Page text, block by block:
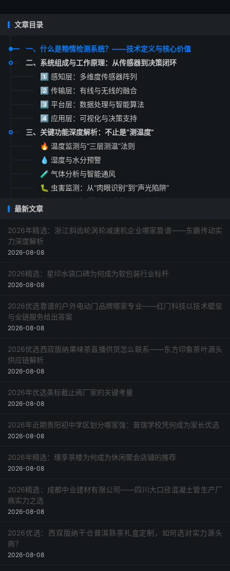
文章目录
一、什么是粮情检测系统？——技术定义与核心价值
二、系统组成与工作原理：从传感器到决策闭环
1️⃣ 感知层：多维度传感器阵列
2️⃣ 传输层：有线与无线的融合
3️⃣ 平台层：数据处理与智能算法
4️⃣ 应用层：可视化与决策支持
三、关键功能深度解析：不止是“测温度”
🔥 温度监测与“三层测温”法则
💧 湿度与水分预警
🧪 气体分析与智能通风
🐛 虫害监测：从“肉眼识别”到“声光陷阱”
场景二：农业合作社/家庭农场（百吨级）
场景三：科研院所与种子库
五、技术趋势与挑战：未来3-5年发展方向
六、常见问题与解答（FAQ）
问题1：粮情检测系统能完全替代人工巡检吗？
问题3：系统报警后，我的手机能收到通知吗？
问题4：传感器需要多久校准一次？如何校准？
问题6：不同粮食（如稻谷、小麦、玉米）的检测参数有
区别吗？
问题8：如何选择传感器布点密度？
问题9：系统数据能用于政府补贴申报吗？
问题10：未来系统会集成无人机巡检吗？
结语：从“看天吃饭”到“看数据管粮”
最新文章
2026年精选：浙江斜齿轮涡轮减速机企业哪家靠谱——东霸传动实
力深度解析
2026-08-08
2026精选：星印水袋口碑为何成为软包装行业标杆
2026-08-08
2026优选靠谱的户外电动门品牌哪家专业——红门科技以技术壁垒
与全链服务给出答案
2026-08-08
2026优选西双版纳果味茶直播供货怎么联系——东方印象茶叶源头
供应链解析
2026-08-08
2026年优选美标截止阀厂家的关键考量
2026-08-08
2026年近期贵阳初中学区划分哪家强：普瑞学校凭何成为家长优选
2026-08-08
2026年精选：理享茶楼为何成为休闲聚会店铺的推荐
2026-08-08
2026精选：成都中业建材有限公司——四川大口径混凝土管生产厂
商实力之选
2026-08-08
2026优选：西双版纳干仓普洱熟茶礼盒定制，如何选对实力源头
商？
2026-08-08